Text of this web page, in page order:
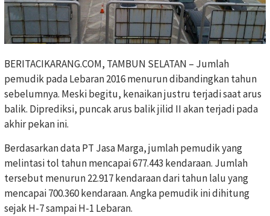
BERITACIKARANG.COM, TAMBUN SELATAN – Jumlah
pemudik pada Lebaran 2016 menurun dibandingkan tahun
sebelumnya. Meski begitu, kenaikan justru terjadi saat arus
balik. Diprediksi, puncak arus balik jilid II akan terjadi pada
akhir pekan ini.
Berdasarkan data PT Jasa Marga, jumlah pemudik yang
melintasi tol tahun mencapai 677.443 kendaraan. Jumlah
tersebut menurun 22.917 kendaraan dari tahun lalu yang
mencapai 700.360 kendaraan. Angka pemudik ini dihitung
sejak H-7 sampai H-1 Lebaran.